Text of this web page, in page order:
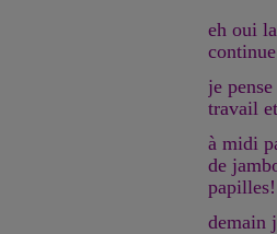
eh oui
je
travail
à midi
de
papilles!
demain